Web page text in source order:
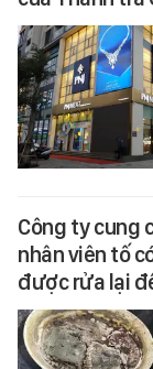
Công ty cung
nhân viên tố
được rửa lại